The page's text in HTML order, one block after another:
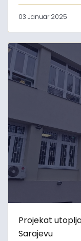
03 Januar 2025
Projekat
Sarajevu